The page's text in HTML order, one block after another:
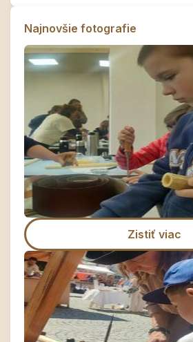
Najnovšie fotografie
Zistiť viac